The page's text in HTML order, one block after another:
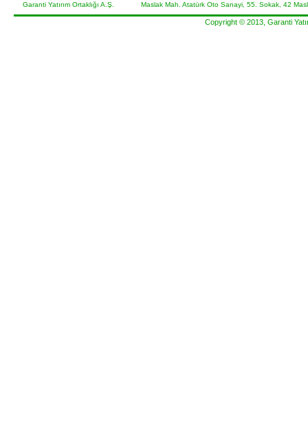
Garanti Yatırım Ortaklığı A.Ş. Maslak Mah. Atatürk Oto Sanayi, 55. Sokak, 42
Copyright © 2013, Garanti